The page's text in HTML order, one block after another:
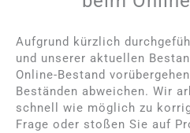
Aufgrund kürzlich
und unserer aktuellen
Online-Bestand
Beständen abweichen. Wir
schnell wie möglich zu
Frage oder stoßen Sie auf